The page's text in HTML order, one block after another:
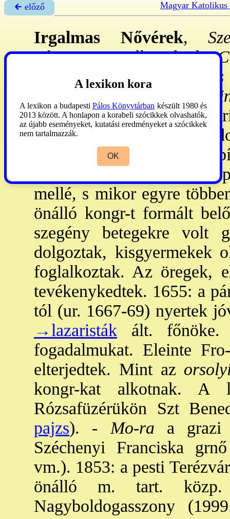
🡰 előző Magyar
Irgalmas Nővérek,
Charitatis, Filles de la
Societe, Filiarum
Vince Szeretet
kongregáció. - 1633:
szegények és betegek
Marillac Szt Lujza
. Az
segítségül a korábban
mellé, s mikor egyre
önálló kongr-t formált
szegény betegekre volt
dolgoztak, kisgyermekek
foglalkoztak. Az öregek,
tevékenykedtek. 1655: a
tól (ur. 1667-69) nyertek
→lazaristák ált. főnöke.
fogadalmukat. Eleinte
elterjedtek. Mint az
kongr-kat alkotnak. A
Rózsafüzérükön Szt
pajzs). - Mo-ra a grazi
Széchenyi Franciska
vm.). 1853: a pesti
önálló m. tart.
Nagyboldogasszony
A lexikon kora
A lexikon a budapesti Pálos Könyvtárban készült 1980 és
2013 között. A honlapon a korabeli szócikkek olvashatók,
az újabb eseményeket, kutatási eredményeket a szócikkek
nem tartalmazzák.
OK